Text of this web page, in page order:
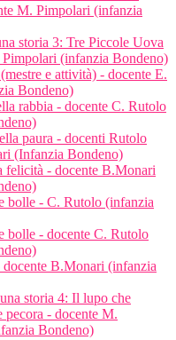
M. Pimpolari (infanzia
storia 3: Tre Piccole Uova
(infanzia Bondeno)
e attività) - docente E.
Bondeno)
rabbia - docente C. Rutolo
paura - docenti Rutolo
(Infanzia Bondeno)
felicità - docente B.Monari
bolle - C. Rutolo (infanzia
bolle - docente C. Rutolo
docente B.Monari (infanzia
storia 4: Il lupo che
pecora - docente M.
Bondeno)